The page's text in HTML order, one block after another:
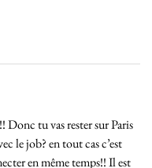
tu vas rester sur Paris
le job? en tout cas c’est
en même temps!! Il est